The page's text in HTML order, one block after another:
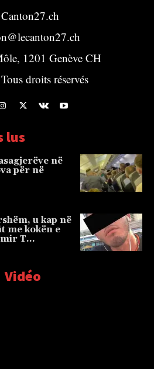
1201 Genève CH
droits réservés
lus
në
për në
u kap në
me kokën e
T…
Vidéo